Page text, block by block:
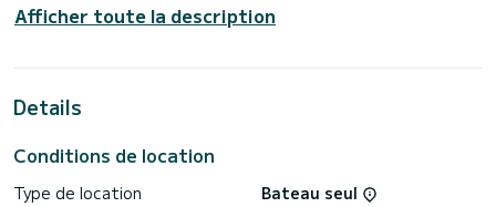
capacité d'embarcation de 14 personnes. Avec une longueur
totale de 15 mètres et une puissance de 160 chevaux, il
extraordinaires sur l'eau dans les environs de Seget Donji
Ce Excess 15 est pourvu de 4 toilettes avec douche.
Dessalinisateur, Wifi et internet, Climatisation, Haut-
Moteur d'annexe, Douche de pont.
Afficher toute la description
Details
Conditions de location
Type de location
Bateau seul